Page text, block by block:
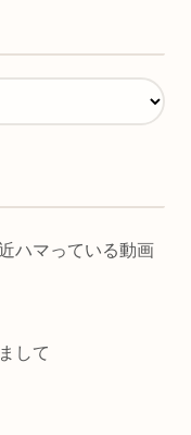
ハマっている動画
して